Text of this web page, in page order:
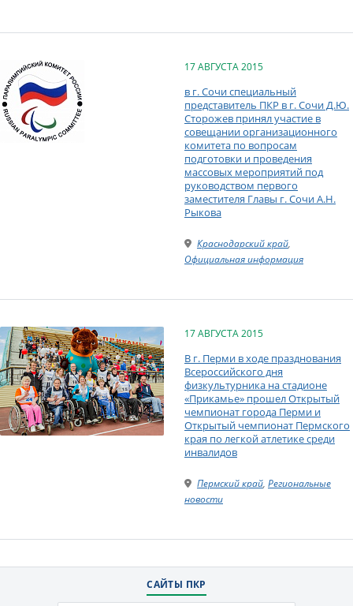
17 АВГУСТА 2015
в г. Сочи специальный
представитель ПКР в г. Сочи Д.Ю.
Сторожев принял участие в
совещании организационного
комитета по вопросам
подготовки и проведения
массовых мероприятий под
руководством первого
заместителя Главы г. Сочи А.Н.
Рыкова
Краснодарский край,
Официальная информация
17 АВГУСТА 2015
В г. Перми в ходе празднования
Всероссийского дня
физкультурника на стадионе
«Прикамье» прошел Открытый
чемпионат города Перми и
Открытый чемпионат Пермского
края по легкой атлетике среди
инвалидов
Пермский край, Региональные
новости
САЙТЫ ПКР